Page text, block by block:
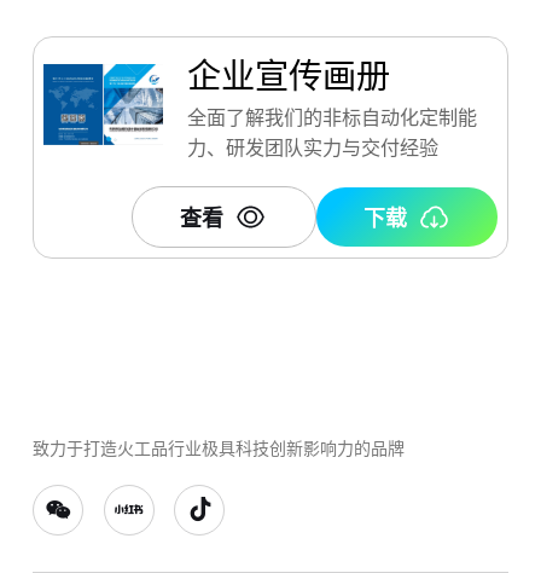
企业宣传画册
全面了解我们的非标自动化定制能
力、研发团队实力与交付经验
查看 下载
致力于打造火工品行业极具科技创新影响力的品牌